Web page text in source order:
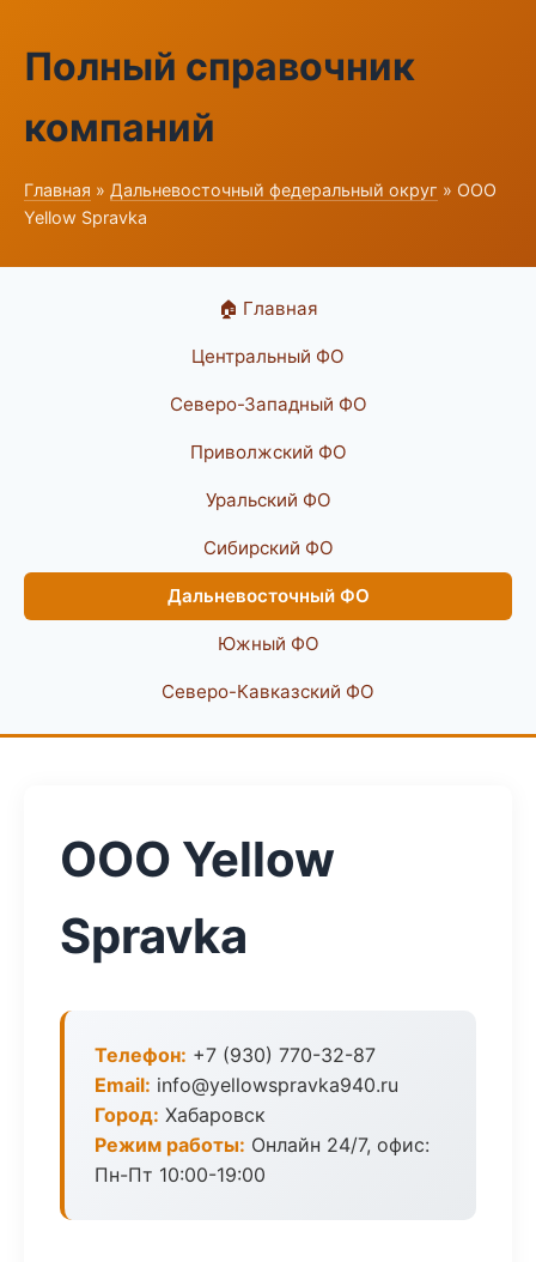
Полный справочник
компаний
Главная » Дальневосточный федеральный округ » ООО
Yellow Spravka
🏠 Главная
Центральный ФО
Северо-Западный ФО
Приволжский ФО
Уральский ФО
Сибирский ФО
Дальневосточный ФО
Южный ФО
Северо-Кавказский ФО
ООО Yellow
Spravka
Телефон: +7 (930) 770-32-87
Email: info@yellowspravka940.ru
Город: Хабаровск
Режим работы: Онлайн 24/7, офис:
Пн-Пт 10:00-19:00